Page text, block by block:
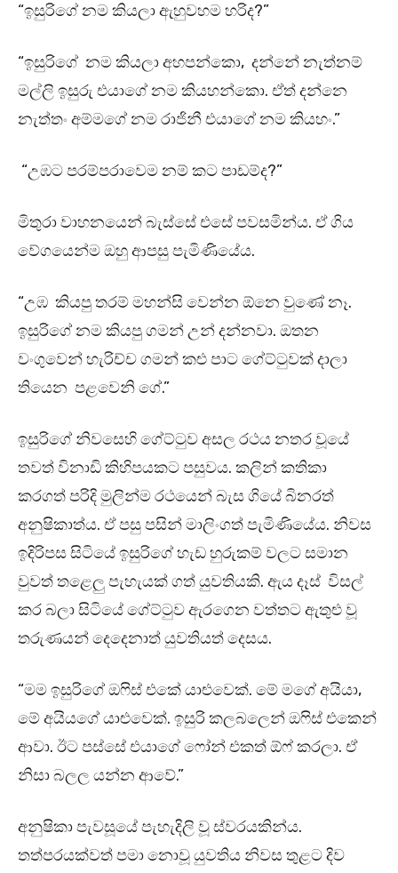
“ඉසුරිගේ නම කියලා ඇහුවහම හරිද?”
“ඉසුරිගේ නම කියලා අහපන්කො, දන්නේ නැත්නම්
මල්ලි ඉසුරු එයාගේ නම කියහන්කො. ඒත් දන්නෙ
නැත්තං අම්මගේ නම රාජිනී එයාගේ නම කියහං.”
“උඹට පරම්පරාවෙම නම් කට පාඩම්ද?”
මිතුරා වාහනයෙන් බැස්සේ එසේ පවසමින්ය. ඒ ගිය
වේගයෙන්ම ඔහු ආපසු පැමිණියේය.
“උඹ කියපු තරම් මහන්සි වෙන්න ඕනෙ වුණේ නෑ.
ඉසුරිගේ නම කියපු ගමන් උන් දන්නවා. ඔතන
වංගුවෙන් හැරිච්ච ගමන් කළු පාට ගේට්ටුවක් දාලා
තියෙන පළවෙනි ගේ.”
ඉසුරිගේ නිවසෙහි ගේට්ටුව අසල රථය නතර වූයේ
තවත් විනාඩි කිහිපයකට පසුවය. කලින් කතිකා
කරගත් පරිදි මුලින්ම රථයෙන් බැස ගියේ බිනරත්
අනුෂිකාත්ය. ඒ පසු පසින් මාලිංගත් පැමිණියේය. නිවස
ඉදිරිපස සිටියේ ඉසුරිගේ හැඩ හුරුකම් වලට සමාන
වුවත් තළෙලු පැහැයක් ගත් යුවතියකි. ඇය දෑස් විසල්
කර බලා සිටියේ ගේට්ටුව ඇරගෙන වත්තට ඇතුළු වූ
තරුණයන් දෙදෙනාත් යුවතියත් දෙසය.
“මම ඉසුරිගේ ඔෆිස් එකේ යාළුවෙක්. මේ මගේ අයියා,
මේ අයියගේ යාළුවෙක්. ඉසුරි කලබලෙන් ඔෆිස් එකෙන්
ආවා. ඊට පස්සේ එයාගේ ෆෝන් එකත් ඕෆ් කරලා. ඒ
නිසා බලල යන්න ආවේ.”
අනුෂිකා පැවසූයේ පැහැදිලි වූ ස්වරයකින්ය.
තත්පරයක්වත් පමා නොවූ යුවතිය නිවස තුළට දිව